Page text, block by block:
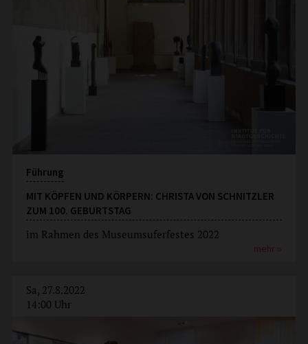
Führung
MIT KÖPFEN UND KÖRPERN: CHRISTA VON SCHNITZLER
ZUM 100. GEBURTSTAG
im Rahmen des Museumsuferfestes 2022
mehr
Sa, 27.8.2022
14:00 Uhr